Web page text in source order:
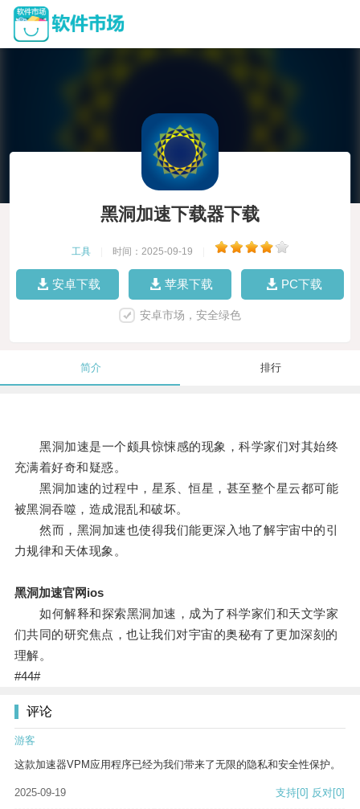
黑洞加速下载器下载
工具 时间：2025-09-19
安卓下载 苹果下载 PC下载
安卓市场，安全绿色
简介 排行
黑洞加速是一个颇具惊悚感的现象，科学家们对其始终
充满着好奇和疑惑。
黑洞加速的过程中，星系、恒星，甚至整个星云都可能
被黑洞吞噬，造成混乱和破坏。
然而，黑洞加速也使得我们能更深入地了解宇宙中的引
力规律和天体现象。
黑洞加速官网ios
如何解释和探索黑洞加速，成为了科学家们和天文学家
们共同的研究焦点，也让我们对宇宙的奥秘有了更加深刻的
理解。
#44#
评论
游客
这款加速器VPM应用程序已经为我们带来了无限的隐私和安全性保护。
2025-09-19 支持[0] 反对[0]